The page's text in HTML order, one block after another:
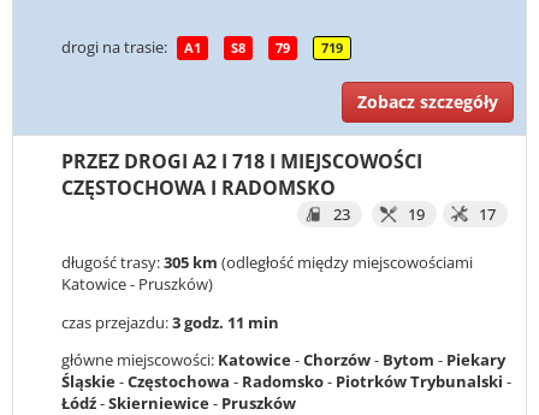
drogi na trasie: A1 S8 79 719
Zobacz szczegóły
PRZEZ DROGI A2 I 718 I MIEJSCOWOŚCI
CZĘSTOCHOWA I RADOMSKO
23 19 17
długość trasy:305 km (odległość między miejscowościami
Katowice - Pruszków)
czas przejazdu:3 godz. 11 min
główne miejscowości: Katowice-Chorzów- Bytom - Piekary
Śląskie-Częstochowa - Radomsko- Piotrków Trybunalski -
Łódź-Skierniewice- Pruszków